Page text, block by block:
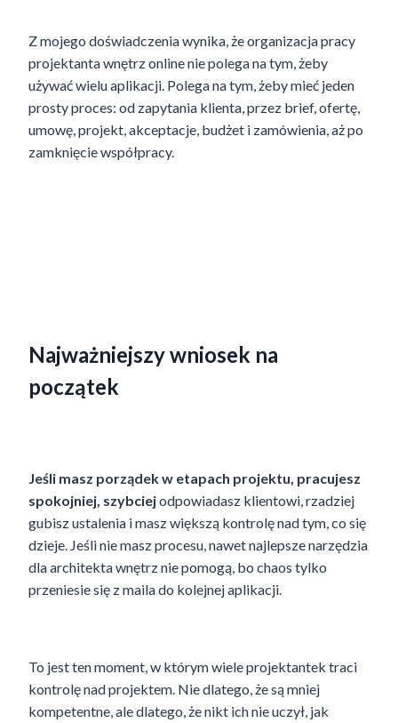
Z mojego doświadczenia wynika, że organizacja pracy
projektanta wnętrz online nie polega na tym, żeby
używać wielu aplikacji. Polega na tym, żeby mieć jeden
prosty proces: od zapytania klienta, przez brief, ofertę,
umowę, projekt, akceptacje, budżet i zamówienia, aż po
zamknięcie współpracy.
Najważniejszy wniosek na
początek
Jeśli masz porządek w etapach projektu, pracujesz
spokojniej, szybciejodpowiadasz klientowi, rzadziej
gubisz ustalenia i masz większą kontrolę nad tym, co się
dzieje. Jeśli nie masz procesu, nawet najlepsze narzędzia
dla architekta wnętrz nie pomogą, bo chaos tylko
przeniesie się z maila do kolejnej aplikacji.
To jest ten moment, w którym wiele projektantek traci
kontrolę nad projektem. Nie dlatego, że są mniej
kompetentne, ale dlatego, że nikt ich nie uczył, jak